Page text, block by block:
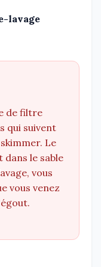
lavage
de filtre
qui suivent
Le
le sable
vous
vous venez